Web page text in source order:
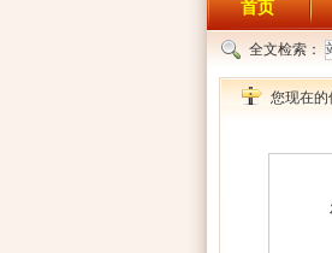
首页
全文检索：
您现在的